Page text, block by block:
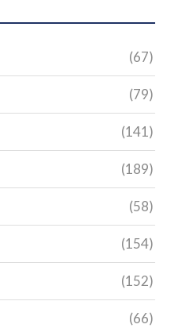
(67)
(79)
(141)
(189)
(58)
(154)
(152)
(66)